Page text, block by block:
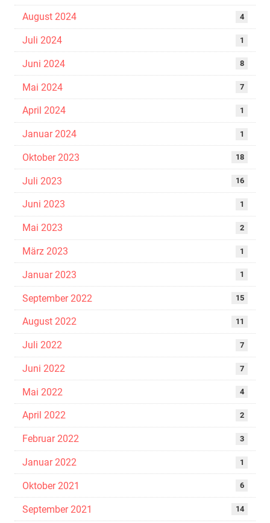
August 2024 4
Juli 2024 1
Juni 2024 8
Mai 2024 7
April 2024 1
Januar 2024 1
Oktober 2023 18
Juli 2023 16
Juni 2023 1
Mai 2023 2
März 2023 1
Januar 2023 1
September 2022 15
August 2022 11
Juli 2022 7
Juni 2022 7
Mai 2022 4
April 2022 2
Februar 2022 3
Januar 2022 1
Oktober 2021 6
September 2021 14